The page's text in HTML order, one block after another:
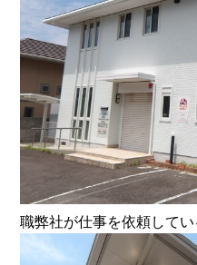
職弊社が仕事を依頼してい